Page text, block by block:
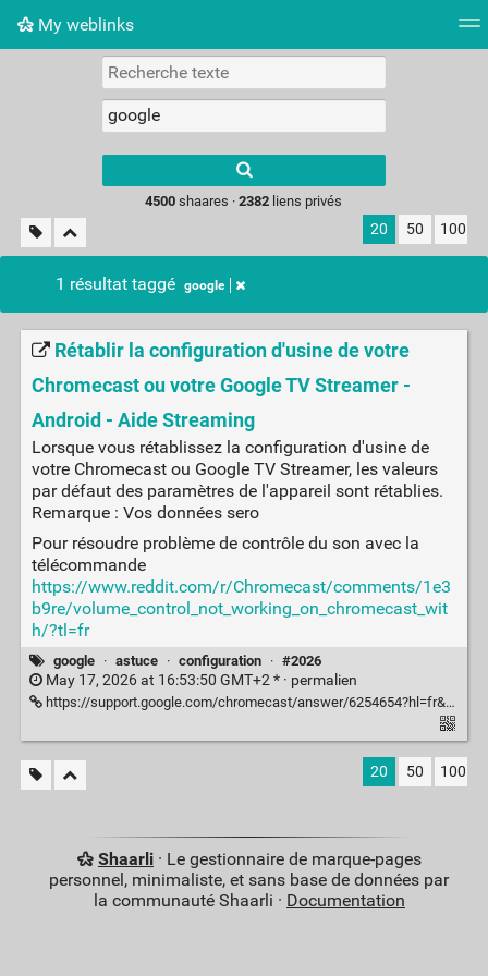
My weblinks
Nuage de tags Mur d'images
results.
4500 shaares ·2382 liens privés
20 50 100
1 résultat taggé google
Rétablir la configuration d'usine de votre
Chromecast ou votre Google TV Streamer -
Android - Aide Streaming
Lorsque vous rétablissez la configuration d'usine de
votre Chromecast ou Google TV Streamer, les valeurs
par défaut des paramètres de l'appareil sont rétablies.
Remarque : Vos données sero
Pour résoudre problème de contrôle du son avec la
télécommande
https://www.reddit.com/r/Chromecast/comments/1e3
b9re/volume_control_not_working_on_chromecast_wit
h/?tl=fr
google · astuce · configuration · #2026
May 17, 2026 at 16:53:50 GMT+2 * · permalien
https://support.google.com/chromecast/answer/6254654?hl=fr&co=GENIE.Platform%3DAndroid#zippy=%2Cchromecast-avec-google-tv
20 50 100
Shaarli· Le gestionnaire de marque-pages
personnel, minimaliste, et sans base de données par
la communauté Shaarli · Documentation